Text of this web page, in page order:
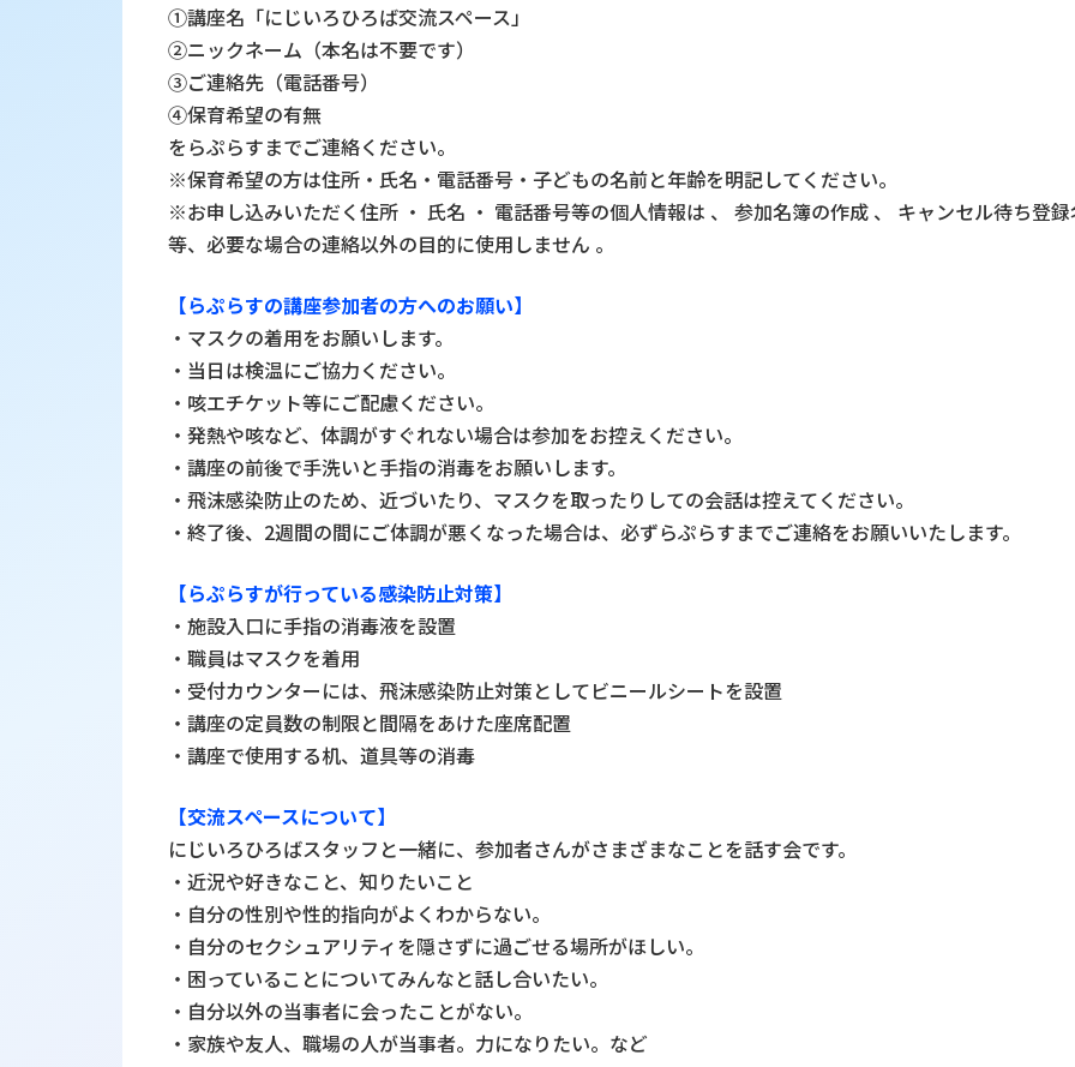
①講座名「にじいろひろば交流スペース」
②ニックネーム（本名は不要です）
③ご連絡先（電話番号）
④保育希望の有無
をらぷらすまでご連絡ください。
※保育希望の方は住所・氏名・電話番号・子どもの名前と年齢を明記してください。
※お申し込みいただく住所 ・ 氏名 ・ 電話番号等の個人情報は 、 参加名簿の作成 、 キャンセル待ち登
等、必要な場合の連絡以外の目的に使用しません 。
【らぷらすの講座参加者の方へのお願い】
・マスクの着用をお願いします。
・当日は検温にご協力ください。
・咳エチケット等にご配慮ください。
・発熱や咳など、体調がすぐれない場合は参加をお控えください。
・講座の前後で手洗いと手指の消毒をお願いします。
・飛沫感染防止のため、近づいたり、マスクを取ったりしての会話は控えてください。
・終了後、2週間の間にご体調が悪くなった場合は、必ずらぷらすまでご連絡をお願いいたします。
【らぷらすが行っている感染防止対策】
・施設入口に手指の消毒液を設置
・職員はマスクを着用
・受付カウンターには、飛沫感染防止対策としてビニールシートを設置
・講座の定員数の制限と間隔をあけた座席配置
・講座で使用する机、道具等の消毒
【交流スペースについて】
にじいろひろばスタッフと一緒に、参加者さんがさまざまなことを話す会です。
・近況や好きなこと、知りたいこと
・自分の性別や性的指向がよくわからない。
・自分のセクシュアリティを隠さずに過ごせる場所がほしい。
・困っていることについてみんなと話し合いたい。
・自分以外の当事者に会ったことがない。
・家族や友人、職場の人が当事者。力になりたい。など